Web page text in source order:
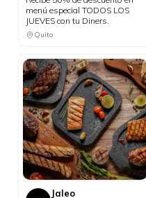
menú especial TODOS LOS
JUEVES con tu Diners.
Quito
Jaleo